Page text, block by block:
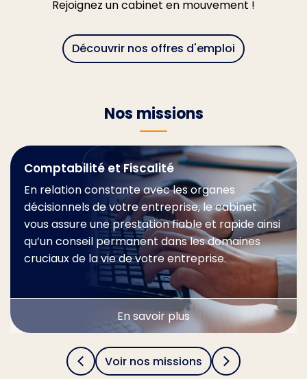
Rejoignez un cabinet en mouvement !
Découvrir nos offres d'emploi
Nos missions
Comptabilité et Fiscalité
En relation constante avec les organes
décisionnels de votre entreprise, le cabinet
vous assure une prestation fiable et rapide ainsi
qu’un conseil permanent dans les domaines
cruciaux de la vie de votre entreprise.
En savoir plus
Voir nos missions